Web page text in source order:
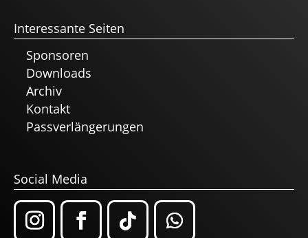
Interessante Seiten
Sponsoren
Downloads
Archiv
Kontakt
Passverlängerungen
Social Media